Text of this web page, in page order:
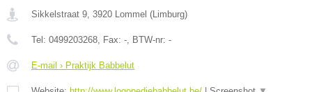
Sikkelstraat 9, 3920 Lommel (Limburg)
Tel: 0499203268, Fax: -, BTW-nr: -
E-mail › Praktijk Babbelut